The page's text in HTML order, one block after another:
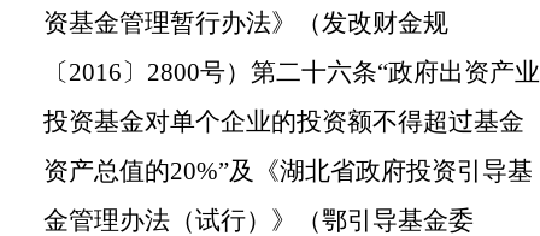
资基金管理暂行办法》（发改财金规
〔2016〕 2800号）第二十六条“政府出资产业
投资基金对单个企业的投资额不得超过基金
资产总值的20%”及《湖北省政府投资引导基
金管理办法（试行）》（鄂引导基金委